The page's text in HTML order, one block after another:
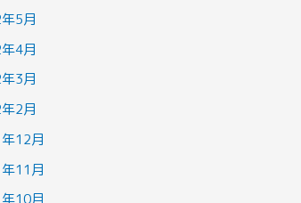
5月
4月
3月
2月
12月
11月
10月